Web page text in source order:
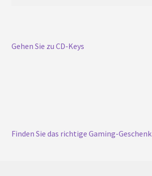
Gehen Sie zu CD-Keys
Finden Sie das richtige Gaming-Geschenk